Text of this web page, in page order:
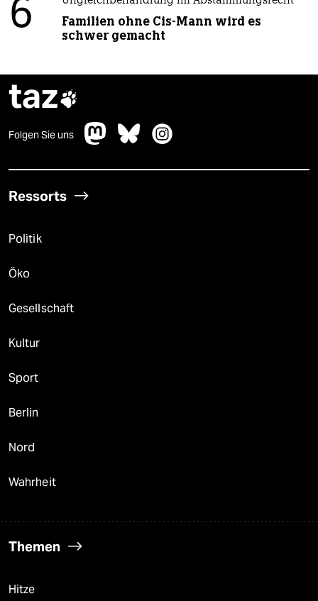
6
Familien ohne Cis-Mann wird es
schwer gemacht
taz
Folgen Sie uns
Ressorts
Politik
Öko
Gesellschaft
Kultur
Sport
Berlin
Nord
Wahrheit
Themen
Hitze